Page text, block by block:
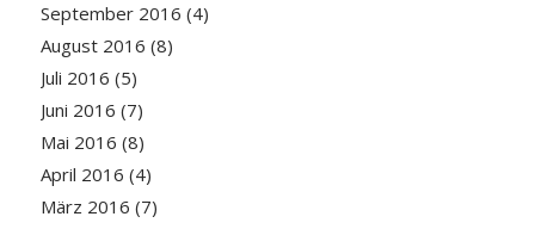
September 2016 (4)
August 2016 (8)
Juli 2016 (5)
Juni 2016 (7)
Mai 2016 (8)
April 2016 (4)
März 2016 (7)